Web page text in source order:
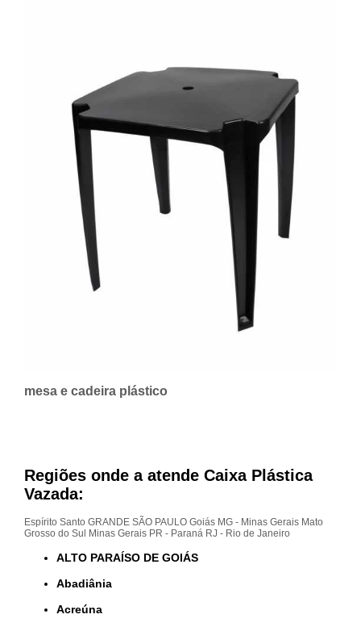
mesa e cadeira plástico
Regiões onde a atende Caixa Plástica
Vazada:
Espírito Santo GRANDE SÃO PAULO Goiás MG - Minas Gerais Mato
Grosso do Sul Minas Gerais PR - Paraná RJ - Rio de Janeiro
ALTO PARAÍSO DE GOIÁS
Abadiânia
Acreúna